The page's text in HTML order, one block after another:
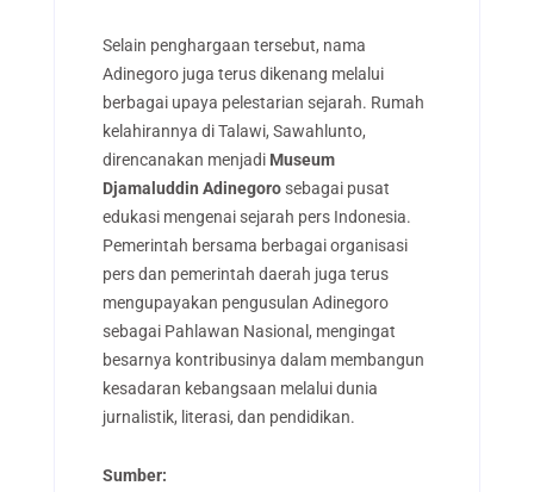
Selain penghargaan tersebut, nama
Adinegoro juga terus dikenang melalui
berbagai upaya pelestarian sejarah. Rumah
kelahirannya di Talawi, Sawahlunto,
direncanakan menjadi Museum
Djamaluddin Adinegorosebagai pusat
edukasi mengenai sejarah pers Indonesia.
Pemerintah bersama berbagai organisasi
pers dan pemerintah daerah juga terus
mengupayakan pengusulan Adinegoro
sebagai Pahlawan Nasional, mengingat
besarnya kontribusinya dalam membangun
kesadaran kebangsaan melalui dunia
jurnalistik, literasi, dan pendidikan.
Sumber: